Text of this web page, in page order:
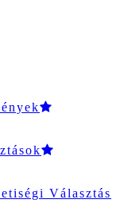
Választás